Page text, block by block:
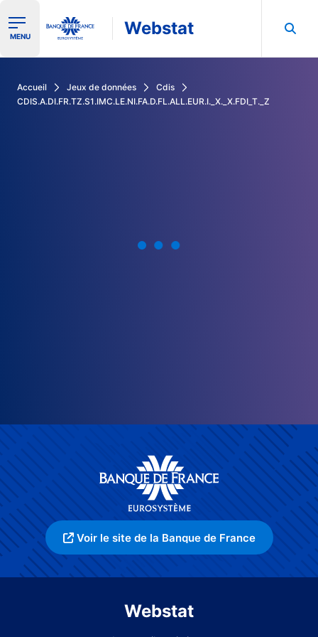
Ouvrir le menu de navigation
MENU Webstat
Accueil Jeux de données
Cdis
CDIS.A.DI.FR.TZ.S1.IMC.LE.NI.FA.D.FL.ALL.EUR.I._X._X.FDI_T._Z
Voir le site de la Banque de France
Webstat